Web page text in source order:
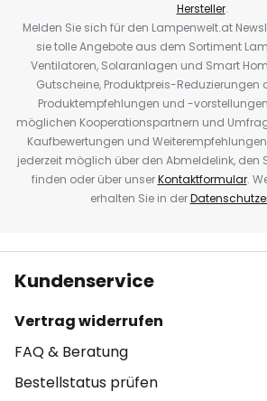
Hersteller.
Melden Sie sich für den Lampenwelt.at
sie tolle Angebote aus dem Sortiment
Ventilatoren, Solaranlagen und Smart
Gutscheine, Produktpreis-Reduzierungen
Produktempfehlungen und -
möglichen Kooperationspartnern und
Kaufbewertungen und
jederzeit möglich über den Abmeldelink, den
finden oder über unserKontaktformular.
erhalten Sie in der
Kundenservice
Vertrag widerrufen
FAQ & Beratung
Bestellstatus prüfen